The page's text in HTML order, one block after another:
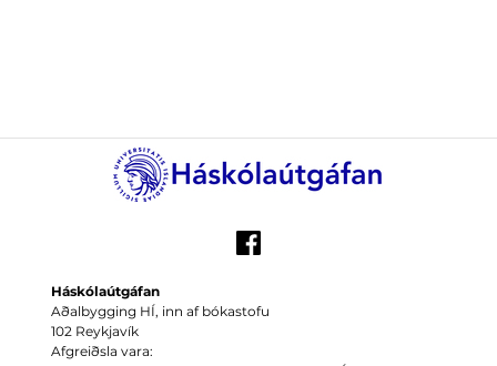
Háskólaútgáfan
Aðalbygging HÍ, inn af bókastofu
102 Reykjavík
Afgreiðsla vara: